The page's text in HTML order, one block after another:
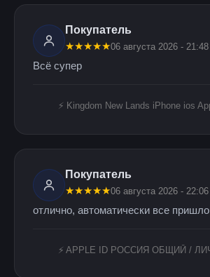
Покупатель
★★★★★06 августа 2026 - 21:48
Всё супер
Покупатель
★★★★★06 августа 2026 - 22:06
отлично, автоматически все пришло